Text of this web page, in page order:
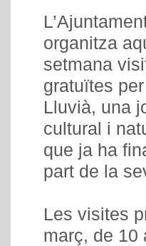
organitza
setmana
gratuïtes
Lluvià, una
cultural i
que ja ha
part de la
Les visites
març, de 10